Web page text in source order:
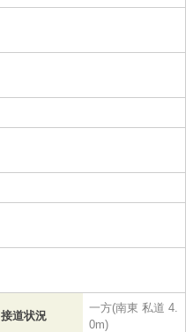
接道状況
一方(南東 私道 4.
0m)